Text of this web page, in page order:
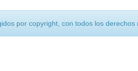
por copyright, con todos los